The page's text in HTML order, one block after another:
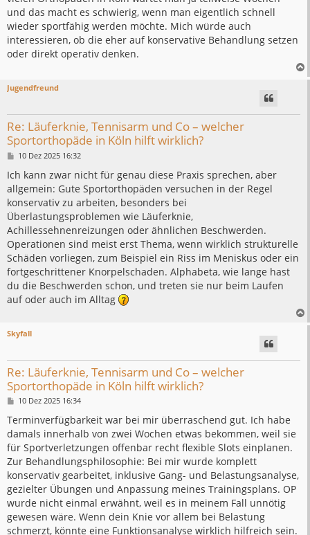
g
und das macht es schwierig, wenn man eigentlich schnell
wieder sportfähig werden möchte. Mich würde auch
interessieren, ob die eher auf konservative Behandlung setzen
oder direkt operativ denken.
Jugendfreund
Re: Läuferknie, Tennisarm und Co – welcher
Sportorthopäde in Köln hilft wirklich?
B
i
t
r
a
g
10 Dez 2025 16:32
Ich kann zwar nicht für genau diese Praxis sprechen, aber
allgemein: Gute Sportorthopäden versuchen in der Regel
konservativ zu arbeiten, besonders bei
Überlastungsproblemen wie Läuferknie,
Achillessehnenreizungen oder ähnlichen Beschwerden.
Operationen sind meist erst Thema, wenn wirklich strukturelle
Schäden vorliegen, zum Beispiel ein Riss im Meniskus oder ein
fortgeschrittener Knorpelschaden. Alphabeta, wie lange hast
du die Beschwerden schon, und treten sie nur beim Laufen
auf oder auch im Alltag
Skyfall
Re: Läuferknie, Tennisarm und Co – welcher
Sportorthopäde in Köln hilft wirklich?
B
i
t
r
a
g
10 Dez 2025 16:34
Terminverfügbarkeit war bei mir überraschend gut. Ich habe
damals innerhalb von zwei Wochen etwas bekommen, weil sie
für Sportverletzungen offenbar recht flexible Slots einplanen.
Zur Behandlungsphilosophie: Bei mir wurde komplett
konservativ gearbeitet, inklusive Gang- und Belastungsanalyse,
gezielter Übungen und Anpassung meines Trainingsplans. OP
wurde nicht einmal erwähnt, weil es in meinem Fall unnötig
gewesen wäre. Wenn dein Knie vor allem bei Belastung
schmerzt, könnte eine Funktionsanalyse wirklich hilfreich sein.